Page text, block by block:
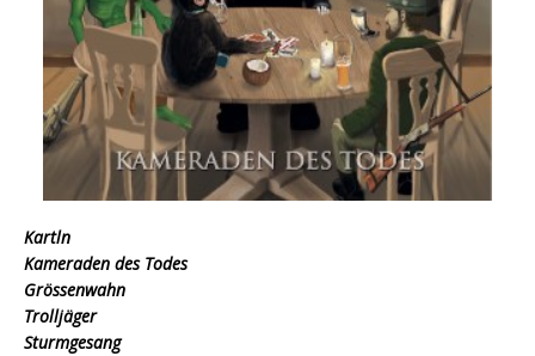
Kartln
Kameraden des Todes
Grössenwahn
Trolljäger
Sturmgesang